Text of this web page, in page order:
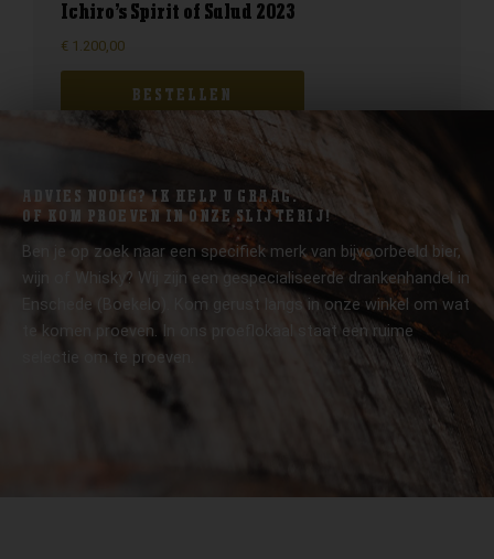
Ichiro’s Spirit of Salud 2023
€ 1.200,00
BESTELLEN
ADVIES NODIG? IK HELP U GRAAG.
OF KOM PROEVEN IN ONZE SLIJTERIJ!
Ben je op zoek naar een specifiek merk van bijvoorbeeld bier,
wijn of Whisky? Wij zijn een gespecialiseerde drankenhandel in
Enschede (Boekelo). Kom gerust langs in onze winkel om wat
te komen proeven. In ons proeflokaal staat een ruime
selectie om te proeven.